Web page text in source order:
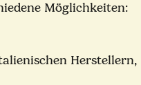
Möglichkeiten:
Herstellern,